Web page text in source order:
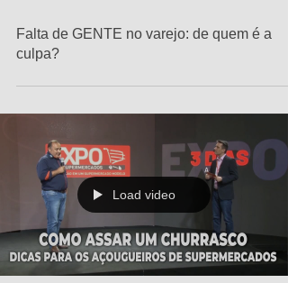
Falta de GENTE no varejo: de quem é a
culpa?
Load video